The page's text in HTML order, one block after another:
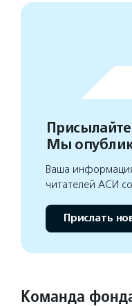
Мы
Ваша
читателей АСИ
Прислать
Команда